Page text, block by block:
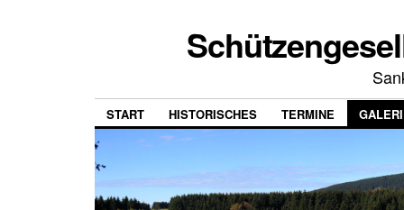
START HISTORISCHES TERMINE